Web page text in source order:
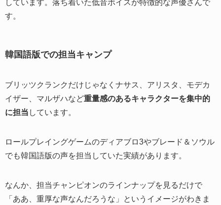
しています。落ち着いた低音ボイスが特徴的な声優さんで
す。
韓国語版での担当キャンプ
ブリッツクランクだけじゃなくナサス、アリスタ、モデカ
イザー、マルザハなど重量感のあるキャラクターを集中的
に担当 しています。
ロールプレイングゲームのディアブロ3やブレード＆ソウル
でも韓国語版の声を担当していた実績があります。
なんか、担当チャンピオンのラインナップを見るだけで
「ああ、重厚な声なんだろうな」というイメージがわきま